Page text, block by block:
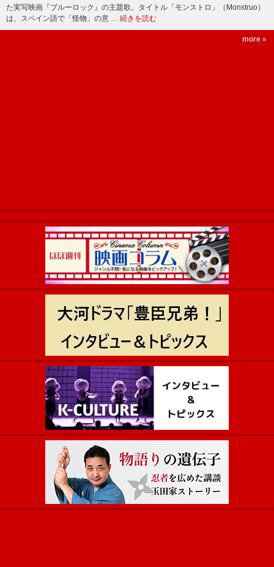
た実写映画『ブルーロック』の主題歌。タイトル「モンストロ」（Monstruo）
は、スペイン語で「怪物」の意 … 続きを読む
more »